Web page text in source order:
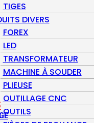
TIGES
DIVERS
FOREX
LED
TRANSFORMATEUR
MACHINE À SOUDER
PLIEUSE
OUTILLAGE CNC
OUTILS